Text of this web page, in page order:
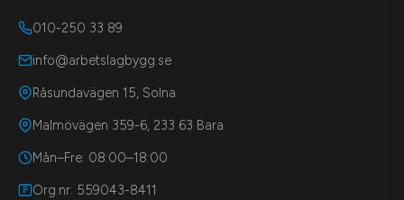
010-250 33 89
info@arbetslagbygg.se
Råsundavägen 15, Solna
Malmövägen 359-6, 233 63 Bara
Mån–Fre: 08:00–18:00
Org.nr: 559043-8411